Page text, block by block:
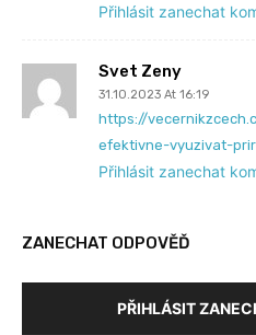
Přihlásit zanechat
Svet Zeny
31.10.2023 At 16:19
https://
efektivne-vyuzivat-
Přihlásit zanechat
ZANECHAT ODPOVĚĎ
PŘIHLÁSIT